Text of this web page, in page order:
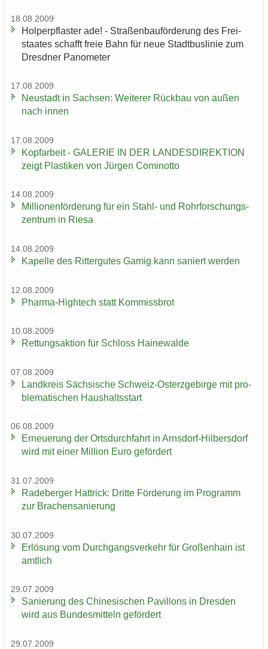
18.08.2009
Hol­per­pflas­ter ade! - Stra­ßen­bau­för­de­rung des Frei­
staa­tes schafft freie Bahn für neue Stadt­bus­li­nie zum
Dresd­ner Pano­me­ter
17.08.2009
Neu­stadt in Sach­sen: Wei­te­rer Rück­bau von außen
nach innen
17.08.2009
Kopf­ar­beit - GA­LE­RIE IN DER LAN­DES­DI­REK­TI­ON
zeigt Plas­ti­ken von Jür­gen Co­mi­not­to
14.08.2009
Mil­lio­nen­för­de­rung für ein Stahl-​ und Rohr­for­schungs­
zen­trum in Riesa
14.08.2009
Ka­pel­le des Rit­ter­gu­tes Gamig kann sa­niert wer­den
12.08.2009
Pharma-​Hightech statt Kom­miss­brot
10.08.2009
Ret­tungs­ak­ti­on für Schloss Hai­ne­wal­de
07.08.2009
Land­kreis Säch­si­sche Schweiz-​Osterzgebirge mit pro­
ble­ma­ti­schen Haus­halts­start
06.08.2009
Er­neue­rung der Orts­durch­fahrt in Arnsdorf-​Hilbersdorf
wird mit einer Mil­li­on Euro ge­för­dert
31.07.2009
Ra­de­ber­ger Hat­trick: Drit­te För­de­rung im Pro­gramm
zur Bra­chen­sa­nie­rung
30.07.2009
Er­lö­sung vom Durch­gangs­ver­kehr für Gro­ßen­hain ist
amt­lich
29.07.2009
Sa­nie­rung des Chi­ne­si­schen Pa­vil­lons in Dres­den
wird aus Bun­des­mit­teln ge­för­dert
29.07.2009